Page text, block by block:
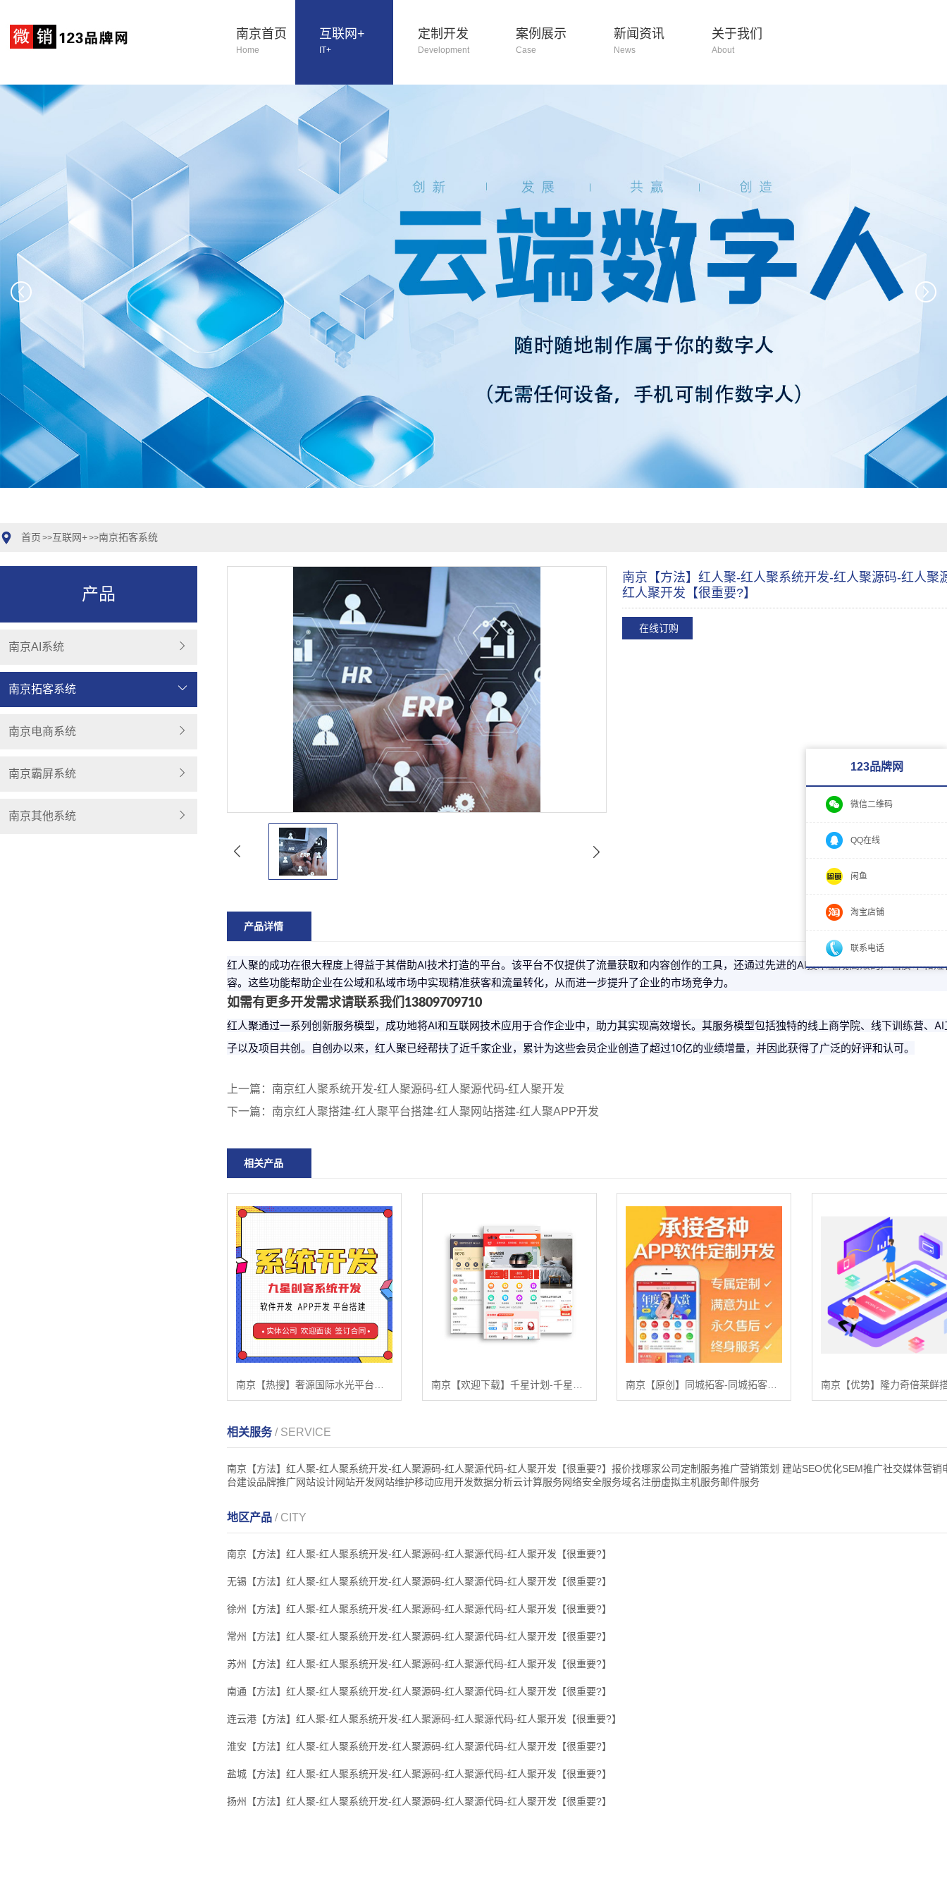
南京首页
Home
互联网+
IT+
定制开发
Development
案例展示
Case
新闻资讯
News
关于我们
About
首页 >>互联网+>>南京拓客系统
产品
南京AI系统
南京拓客系统
南京电商系统
南京霸屏系统
南京其他系统
南京【方法】红人聚-红人聚系统开发-红人聚源码-红人聚
红人聚开发【很重要?】
在线订购
产品详情
红人聚的成功在很大程度上得益于其借助AI技术打造的平台。该平台不仅提供了流量获取和内容创作的工具，还通过先进的AI技术生成高效的广告脚本和短
容。这些功能帮助企业在公域和私域市场中实现精准获客和流量转化，从而进一步提升了企业的市场竞争力。
如需有更多开发需求请联系我们13809709710
红人聚通过一系列创新服务模型，成功地将AI和互联网技术应用于合作企业中，助力其实现高效增长。其服务模型包括独特的线上商学院、线下训练营、
子以及项目共创。自创办以来，红人聚已经帮扶了近千家企业，累计为这些会员企业创造了超过10亿的业绩增量，并因此获得了广泛的好评和认可。
上一篇： 南京红人聚系统开发-红人聚源码-红人聚源代码-红人聚开发
下一篇： 南京红人聚搭建-红人聚平台搭建-红人聚网站搭建-红人聚APP开发
相关产品
相关服务/ SERVICE
南京【方法】红人聚-红人聚系统开发-红人聚源码-红人聚源代码-红人聚开发【很重要?】报价找哪家公司定制服务推广营销策划 建站SEO优化SEM推广社交媒体营销
台建设品牌推广网站设计网站开发网站维护移动应用开发数据分析云计算服务网络安全服务域名注册虚拟主机服务邮件服务
地区产品 / CITY
南京【方法】红人聚-红人聚系统开发-红人聚源码-红人聚源代码-红人聚开发【很重要?】
无锡【方法】红人聚-红人聚系统开发-红人聚源码-红人聚源代码-红人聚开发【很重要?】
徐州【方法】红人聚-红人聚系统开发-红人聚源码-红人聚源代码-红人聚开发【很重要?】
常州【方法】红人聚-红人聚系统开发-红人聚源码-红人聚源代码-红人聚开发【很重要?】
苏州【方法】红人聚-红人聚系统开发-红人聚源码-红人聚源代码-红人聚开发【很重要?】
南通【方法】红人聚-红人聚系统开发-红人聚源码-红人聚源代码-红人聚开发【很重要?】
连云港【方法】红人聚-红人聚系统开发-红人聚源码-红人聚源代码-红人聚开发【很重要?】
淮安【方法】红人聚-红人聚系统开发-红人聚源码-红人聚源代码-红人聚开发【很重要?】
盐城【方法】红人聚-红人聚系统开发-红人聚源码-红人聚源代码-红人聚开发【很重要?】
扬州【方法】红人聚-红人聚系统开发-红人聚源码-红人聚源代码-红人聚开发【很重要?】
123品牌网
微信二维码
QQ在线
闲鱼
淘宝店铺
联系电话